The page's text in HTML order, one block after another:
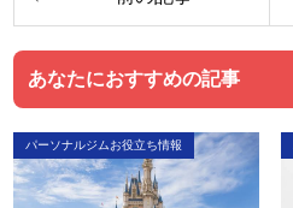
あなたにおすすめの記事
パーソナルジムお役立ち情報